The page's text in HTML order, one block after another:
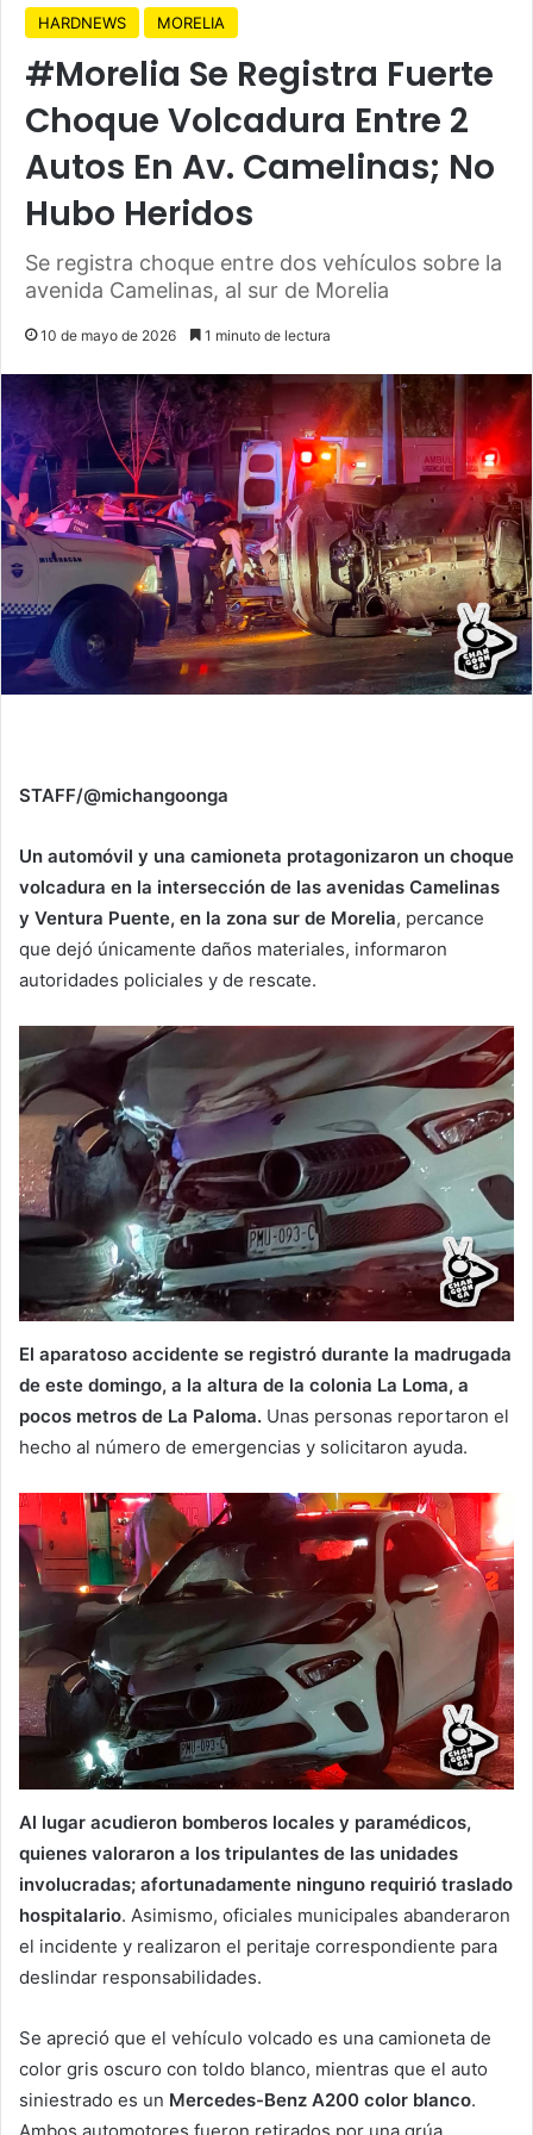
HARDNEWS MORELIA
#Morelia Se Registra Fuerte
Choque Volcadura Entre 2
Autos En Av. Camelinas; No
Hubo Heridos
Se registra choque entre dos vehículos sobre la
avenida Camelinas, al sur de Morelia
10 de mayo de 2026 1 minuto de lectura
STAFF/@michangoonga
Un automóvil y una camioneta protagonizaron un choque
volcadura en la intersección de las avenidas Camelinas
y Ventura Puente, en la zona sur de Morelia, percance
que dejó únicamente daños materiales, informaron
autoridades policiales y de rescate.
El aparatoso accidente se registró durante la madrugada
de este domingo, a la altura de la colonia La Loma, a
pocos metros de La Paloma. Unas personas reportaron el
hecho al número de emergencias y solicitaron ayuda.
Al lugar acudieron bomberos locales y paramédicos,
quienes valoraron a los tripulantes de las unidades
involucradas; afortunadamente ninguno requirió traslado
hospitalario. Asimismo, oficiales municipales abanderaron
el incidente y realizaron el peritaje correspondiente para
deslindar responsabilidades.
Se apreció que el vehículo volcado es una camioneta de
color gris oscuro con toldo blanco, mientras que el auto
siniestrado es un Mercedes-Benz A200 color blanco.